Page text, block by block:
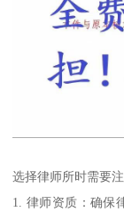
选择律师所时需要
1. 律师资质：确保